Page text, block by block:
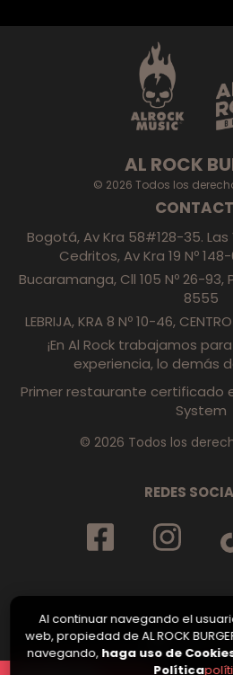
AL ROCK
© 2026 Todos los
Bogotá, Av Kra 58#128-35.
Cedritos, Av Kra 19 Nº
Bucaramanga, Cll 105 Nº 26-93,
8555
LEBRIJA, KRA 8 Nº 10-46,
¡En Al Rock trabajamos
experiencia, lo demás
Primer restaurante certificado
System
© 2026 Todos los
REDES
Al continuar navegando el
web, propiedad de AL ROCK
navegando, haga uso de
Política